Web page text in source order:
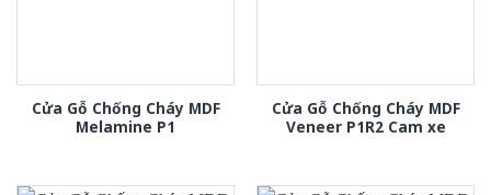
Cửa Gỗ Chống Cháy MDF
Melamine P1
Cửa Gỗ Chống Cháy MDF
Veneer P1R2 Cam xe